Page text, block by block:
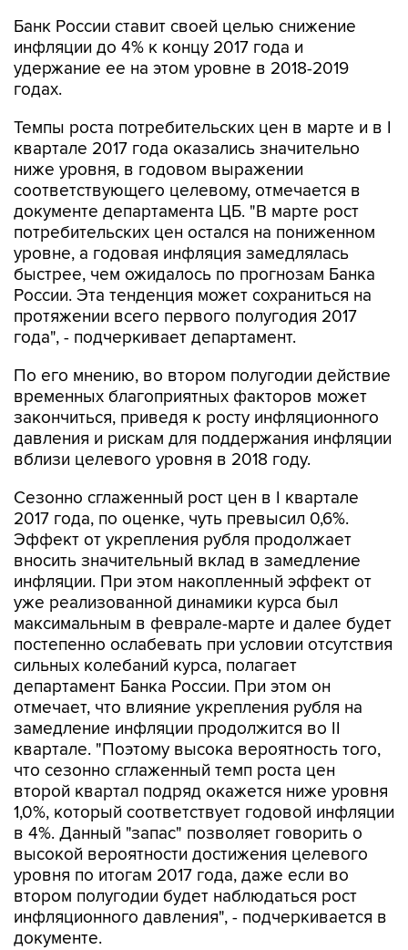
Банк России ставит своей целью снижение
инфляции до 4% к концу 2017 года и
удержание ее на этом уровне в 2018-2019
годах.
Темпы роста потребительских цен в марте и в I
квартале 2017 года оказались значительно
ниже уровня, в годовом выражении
соответствующего целевому, отмечается в
документе департамента ЦБ. "В марте рост
потребительских цен остался на пониженном
уровне, а годовая инфляция замедлялась
быстрее, чем ожидалось по прогнозам Банка
России. Эта тенденция может сохраниться на
протяжении всего первого полугодия 2017
года", - подчеркивает департамент.
По его мнению, во втором полугодии действие
временных благоприятных факторов может
закончиться, приведя к росту инфляционного
давления и рискам для поддержания инфляции
вблизи целевого уровня в 2018 году.
Сезонно сглаженный рост цен в I квартале
2017 года, по оценке, чуть превысил 0,6%.
Эффект от укрепления рубля продолжает
вносить значительный вклад в замедление
инфляции. При этом накопленный эффект от
уже реализованной динамики курса был
максимальным в феврале-марте и далее будет
постепенно ослабевать при условии отсутствия
сильных колебаний курса, полагает
департамент Банка России. При этом он
отмечает, что влияние укрепления рубля на
замедление инфляции продолжится во II
квартале. "Поэтому высока вероятность того,
что сезонно сглаженный темп роста цен
второй квартал подряд окажется ниже уровня
1,0%, который соответствует годовой инфляции
в 4%. Данный "запас" позволяет говорить о
высокой вероятности достижения целевого
уровня по итогам 2017 года, даже если во
втором полугодии будет наблюдаться рост
инфляционного давления", - подчеркивается в
документе.